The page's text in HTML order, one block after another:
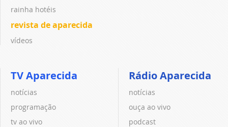
rainha hotéis
revista de aparecida
vídeos
TV Aparecida
notícias
programação
tv ao vivo
Rádio Aparecida
notícias
ouça ao vivo
podcast